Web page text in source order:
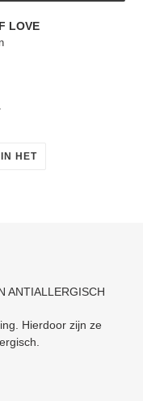
LOVE
HETPINNEN
ANTIALLERGISCH
Hierdoor zijn ze